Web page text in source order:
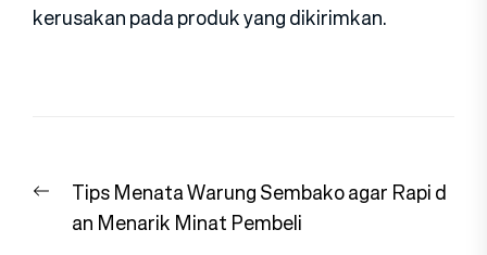
kerusakan pada produk yang dikirimkan.
pos
Previous
post:
Tips Menata Warung Sembako agar Rapi d
an Menarik Minat Pembeli